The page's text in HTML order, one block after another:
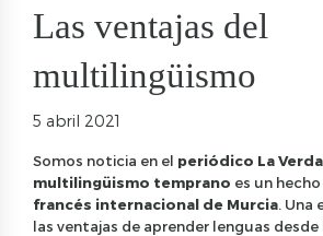
Las ventajas del
multilingüismo
5 abril 2021
Somos noticia en el periódico La
multilingüismo temprano es un hecho
francés internacional de Murcia. Una
las ventajas de aprender lenguas desde